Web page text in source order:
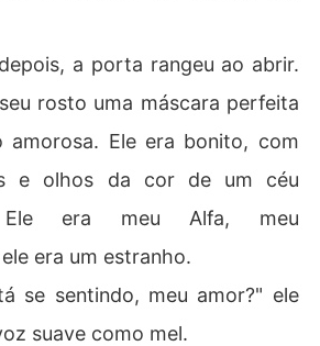
a porta rangeu ao abrir.
rosto uma máscara perfeita
amorosa. Ele era bonito, com
e olhos da cor de um céu
Ele era meu Alfa, meu
era um estranho.
se sentindo, meu amor?" ele
suave como mel.